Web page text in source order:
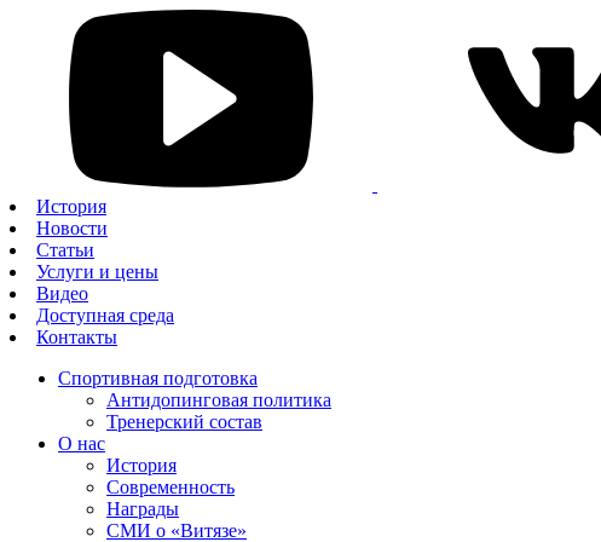
История
Новости
Статьи
Услуги и цены
Видео
Доступная среда
Контакты
Спортивная подготовка
Антидопинговая политика
Тренерский состав
О нас
История
Современность
Награды
СМИ о «Витязе»